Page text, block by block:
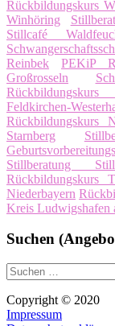
Rückbildungskurs
Winhöring
Stillcafé
Reinbek
PEKiP
Großrosseln
Feldkirchen-
Rückbildungskurs
Starnberg
Stillberatung
Rückbildungskurs
Niederbayern
Kreis Ludwigshafen
Suchen
Suche
nach:
Copyright © 2020
Impressum